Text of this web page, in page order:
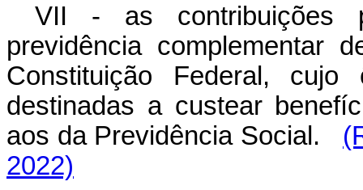
VII - as contribuições
previdência
Constituição Federal,
destinadas a custear
aos da Previdência Social.
2022)